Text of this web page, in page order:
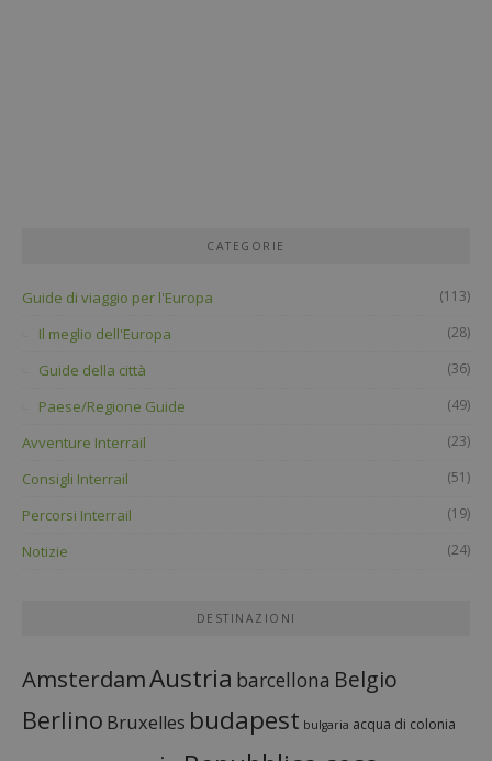
CATEGORIE
Guide di viaggio per l'Europa (113)
Il meglio dell'Europa (28)
Guide della città (36)
Paese/Regione Guide (49)
Avventure Interrail (23)
Consigli Interrail (51)
Percorsi Interrail (19)
Notizie (24)
DESTINAZIONI
AmsterdamAustria barcellona Belgio
Berlino Bruxelles budapest bulgaria acqua di colonia